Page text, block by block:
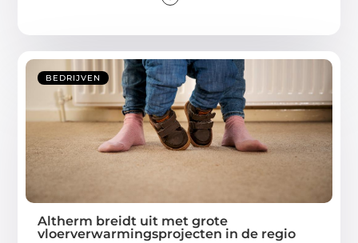
BEDRIJVEN
Altherm breidt uit met grote
vloerverwarmingsprojecten in de regio